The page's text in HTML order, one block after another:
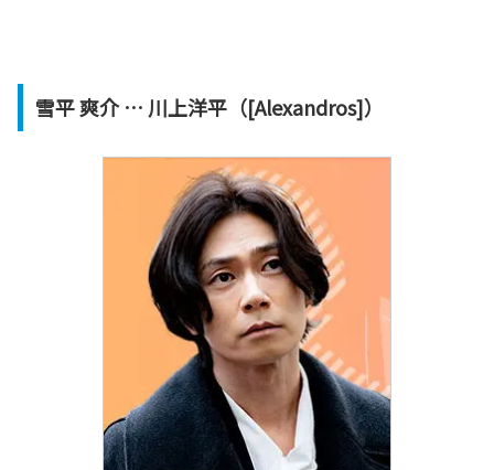
雪平 爽介 … 川上洋平（[Alexandros]）